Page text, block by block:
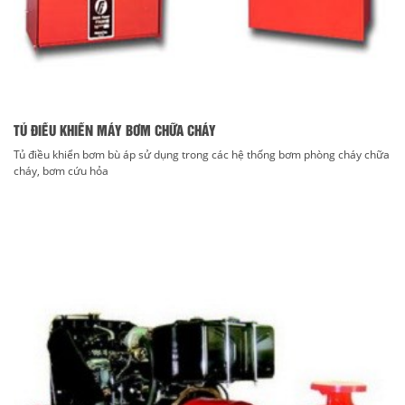
TỦ ĐIỀU KHIỂN MÁY BƠM CHỮA CHÁY
Tủ điều khiển bơm bù áp sử dụng trong các hệ thống bơm phòng cháy chữa
cháy, bơm cứu hỏa